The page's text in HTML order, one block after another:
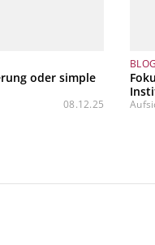
oder simple
08.12.25